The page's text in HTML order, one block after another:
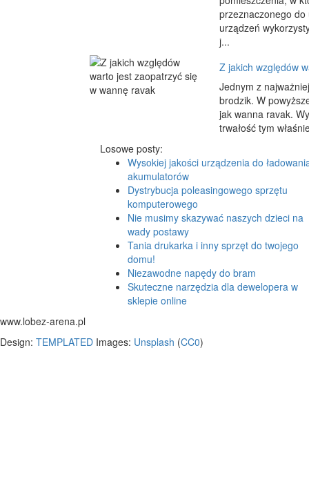
przeznaczonego
urządzeń
j...
Z jakich względów
Jednym z
brodzik. W
jak wanna ravak.
trwałość tym
Losowe posty:
Wysokiej jakości urządzenia do
akumulatorów
Dystrybucja poleasingowego sprzętu
komputerowego
Nie musimy skazywać naszych dzieci na
wady postawy
Tania drukarka i inny sprzęt do twojego
domu!
Niezawodne napędy do bram
Skuteczne narzędzia dla dewelopera w
sklepie online
www.lobez-arena.pl
Design: TEMPLATED Images: Unsplash (CC0)